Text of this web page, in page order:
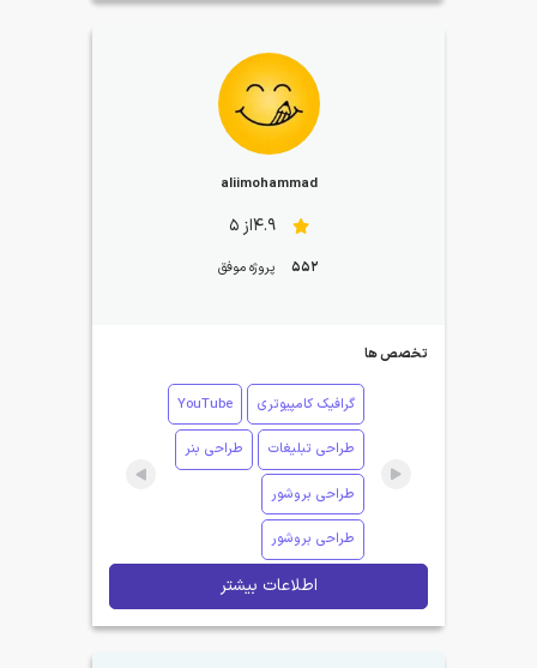
aliimohammad
4.9از 5
552 پروژه موفق
تخصص ها
گرافیک کامپیوتری YouTube
طراحی تبلیغات طراحی بنر
طراحی بروشور
طراحی بروشور
اطلاعات بیشتر